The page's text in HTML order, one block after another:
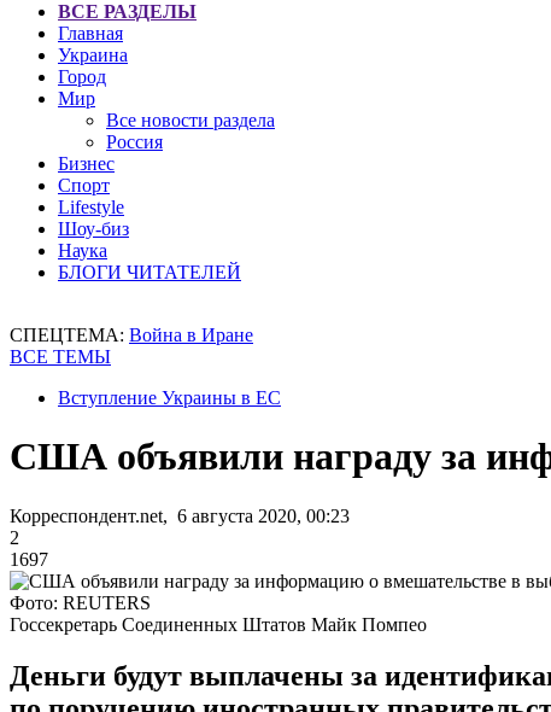
ВСЕ РАЗДЕЛЫ
Главная
Украина
Город
Мир
Все новости раздела
Россия
Бизнес
Спорт
Lifestyle
Шоу-биз
Наука
БЛОГИ ЧИТАТЕЛЕЙ
СПЕЦТЕМА: Война в Иране
ВСЕ ТЕМЫ
Вступление Украины в ЕС
США объявили награду за
Корреспондент.net, 6 августа 2020, 00:23
2
1697
Фото: REUTERS
Госсекретарь Соединенных Штатов Майк Помпео
Деньги будут выплачены за